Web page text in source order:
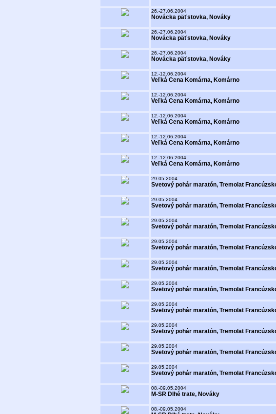
26.-27.06.2004
Novácka päťstovka, Nováky
26.-27.06.2004
Novácka päťstovka, Nováky
26.-27.06.2004
Novácka päťstovka, Nováky
12.-12.06.2004
Veľká Cena Komárna, Komárno
12.-12.06.2004
Veľká Cena Komárna, Komárno
12.-12.06.2004
Veľká Cena Komárna, Komárno
12.-12.06.2004
Veľká Cena Komárna, Komárno
12.-12.06.2004
Veľká Cena Komárna, Komárno
29.05.2004
Svetový pohár maratón, Tremolat
29.05.2004
Svetový pohár maratón, Tremolat
29.05.2004
Svetový pohár maratón, Tremolat
29.05.2004
Svetový pohár maratón, Tremolat
29.05.2004
Svetový pohár maratón, Tremolat
29.05.2004
Svetový pohár maratón, Tremolat
29.05.2004
Svetový pohár maratón, Tremolat
29.05.2004
Svetový pohár maratón, Tremolat
29.05.2004
Svetový pohár maratón, Tremolat
29.05.2004
Svetový pohár maratón, Tremolat
08.-09.05.2004
M-SR Dlhé trate, Nováky
08.-09.05.2004